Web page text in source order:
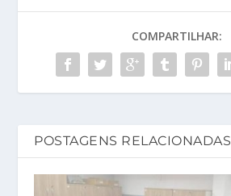
COMPARTILHAR:
POSTAGENS RELACIONADAS